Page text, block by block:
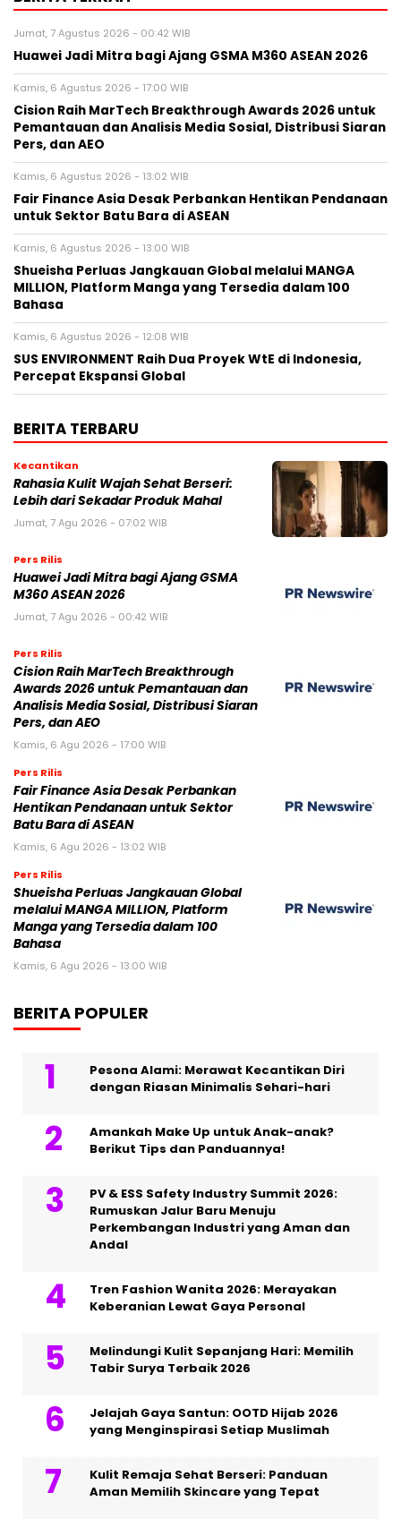
Jumat, 7 Agustus 2026 - 00:42 WIB
Huawei Jadi Mitra bagi Ajang GSMA M360 ASEAN 2026
Kamis, 6 Agustus 2026 - 17:00 WIB
Cision Raih MarTech Breakthrough Awards 2026 untuk
Pemantauan dan Analisis Media Sosial, Distribusi Siaran
Pers, dan AEO
Kamis, 6 Agustus 2026 - 13:02 WIB
Fair Finance Asia Desak Perbankan Hentikan Pendanaan
untuk Sektor Batu Bara di ASEAN
Kamis, 6 Agustus 2026 - 13:00 WIB
Shueisha Perluas Jangkauan Global melalui MANGA
MILLION, Platform Manga yang Tersedia dalam 100
Bahasa
Kamis, 6 Agustus 2026 - 12:08 WIB
SUS ENVIRONMENT Raih Dua Proyek WtE di Indonesia,
Percepat Ekspansi Global
BERITA TERBARU
Kecantikan
Rahasia Kulit Wajah Sehat Berseri:
Lebih dari Sekadar Produk Mahal
Jumat, 7 Agu 2026 - 07:02 WIB
Pers Rilis
Huawei Jadi Mitra bagi Ajang GSMA
M360 ASEAN 2026
Jumat, 7 Agu 2026 - 00:42 WIB
Pers Rilis
Cision Raih MarTech Breakthrough
Awards 2026 untuk Pemantauan dan
Analisis Media Sosial, Distribusi Siaran
Pers, dan AEO
Kamis, 6 Agu 2026 - 17:00 WIB
Pers Rilis
Fair Finance Asia Desak Perbankan
Hentikan Pendanaan untuk Sektor
Batu Bara di ASEAN
Kamis, 6 Agu 2026 - 13:02 WIB
Pers Rilis
Shueisha Perluas Jangkauan Global
melalui MANGA MILLION, Platform
Manga yang Tersedia dalam 100
Bahasa
Kamis, 6 Agu 2026 - 13:00 WIB
BERITA POPULER
Pesona Alami: Merawat Kecantikan Diri
dengan Riasan Minimalis Sehari-hari
Amankah Make Up untuk Anak-anak?
Berikut Tips dan Panduannya!
PV & ESS Safety Industry Summit 2026:
Rumuskan Jalur Baru Menuju
Perkembangan Industri yang Aman dan
Andal
Tren Fashion Wanita 2026: Merayakan
Keberanian Lewat Gaya Personal
Melindungi Kulit Sepanjang Hari: Memilih
Tabir Surya Terbaik 2026
Jelajah Gaya Santun: OOTD Hijab 2026
yang Menginspirasi Setiap Muslimah
Kulit Remaja Sehat Berseri: Panduan
Aman Memilih Skincare yang Tepat